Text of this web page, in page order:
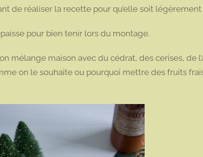
de réaliser la recette pour qu’elle soit légèrement
pour bien tenir lors du montage.
mélange maison avec du cédrat, des cerises, de
on le souhaite ou pourquoi mettre des fruits